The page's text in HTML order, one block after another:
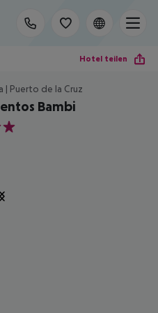
Hotel teilen
| Puerto de la Cruz
Bambi